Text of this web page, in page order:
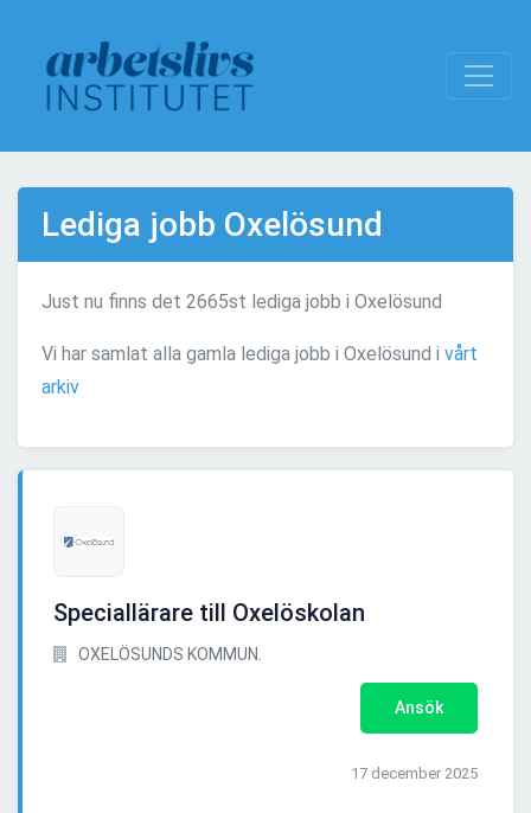
Lediga jobb Oxelösund
Just nu finns det 2665st lediga jobb i Oxelösund
Vi har samlat alla gamla lediga jobb i Oxelösund i vårt
arkiv
Speciallärare till Oxelöskolan
OXELÖSUNDS KOMMUN.
Ansök
17 december 2025